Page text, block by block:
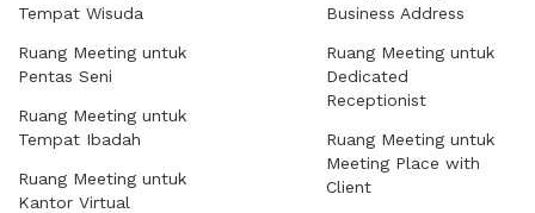
Tempat Wisuda
Ruang Meeting untuk
Pentas Seni
Ruang Meeting untuk
Tempat Ibadah
Ruang Meeting untuk
Kantor Virtual
Business Address
Ruang Meeting untuk
Dedicated
Receptionist
Ruang Meeting untuk
Meeting Place with
Client